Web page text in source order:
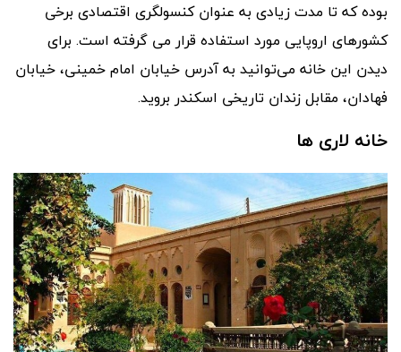
بوده که تا مدت زیادی به عنوان کنسولگری اقتصادی برخی
کشورهای اروپایی مورد استفاده قرار می گرفته است. برای
دیدن این خانه می‌توانید به آدرس خیابان امام خمینی، خیابان
فهادان، مقابل زندان تاریخی اسکندر بروید.
خانه لاری ها